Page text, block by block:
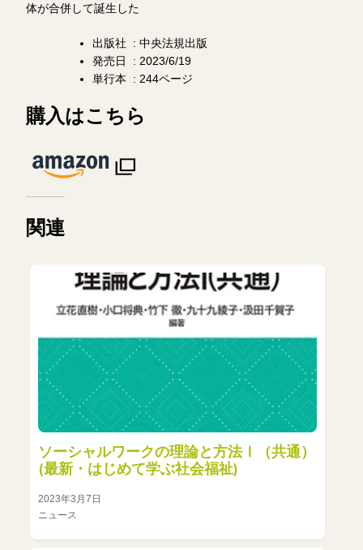
体が合併して誕生した
出版社 ‏ : ‎中央法規出版
発売日 ‏ : ‎2023/6/19
単行本 ‏ : ‎244ページ
購入はこちら
関連
ソーシャルワークの理論と方法Ⅰ（共通）
(最新・はじめて学ぶ社会福祉)
2023年3月7日
ニュース